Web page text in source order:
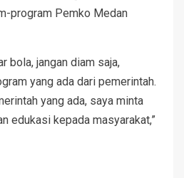
program Pemko Medan
bola, jangan diam saja,
yang ada dari pemerintah.
yang ada, saya minta
edukasi kepada masyarakat,”